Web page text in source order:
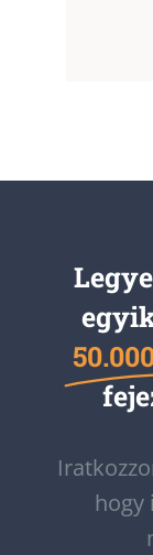
hogy